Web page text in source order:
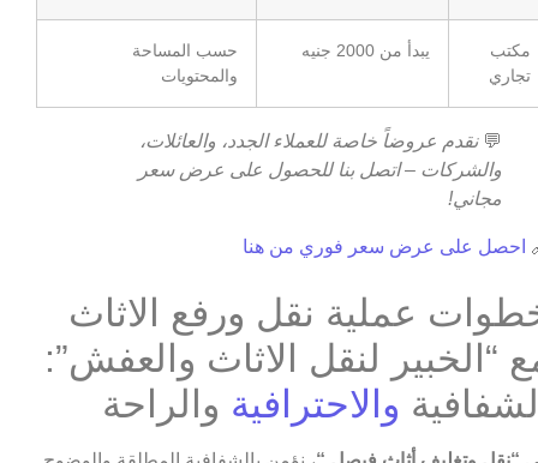
مكتب
تجاري
يبدأ من 2000 جنيه
حسب المساحة
والمحتويات
💬نقدم عروضاً خاصة للعملاء الجدد، والعائلات،
والشركات – اتصل بنا للحصول على عرض سعر
مجاني!
احصل على عرض سعر فوري من هنا
عملية نقل ورفع الاثاث
“الخبير لنقل الاثاث والعفش”:
والاحترافية والراحة